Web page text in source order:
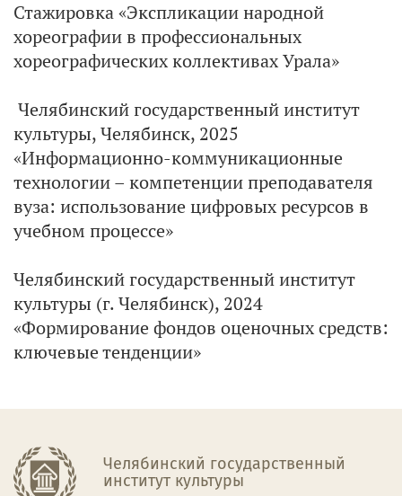
Стажировка «Экспликации народной
хореографии в профессиональных
хореографических коллективах Урала»
Челябинский государственный институт
культуры, Челябинск, 2025
«Информационно-коммуникационные
технологии – компетенции преподавателя
вуза: использование цифровых ресурсов в
учебном процессе»
Челябинский государственный институт
культуры (г. Челябинск), 2024
«Формирование фондов оценочных средств:
ключевые тенденции»
Челябинский государственный
институт культуры